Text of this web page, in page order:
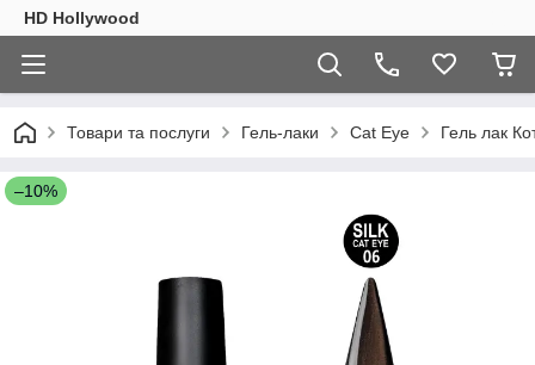
HD Hollywood
Товари та послуги Гель-лаки Cat Eye Гель лак
–10%